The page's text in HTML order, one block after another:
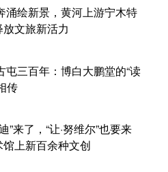
涌绘新景，黄河上游宁木特
文旅新活力
屯三百年：博白大鹏堂的“读
传
”来了，“让·努维尔”也要来
上新百余种文创